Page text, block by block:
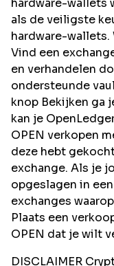
hardware-wallets
als de veiligste
hardware-wallets.
Vind een
en verhandelen
ondersteunde
knop Bekijken ga
kan je
OPEN verkopen
deze hebt
exchange. Als je
opgeslagen in
exchanges
Plaats een
OPEN dat je wilt
DISCLAIMER